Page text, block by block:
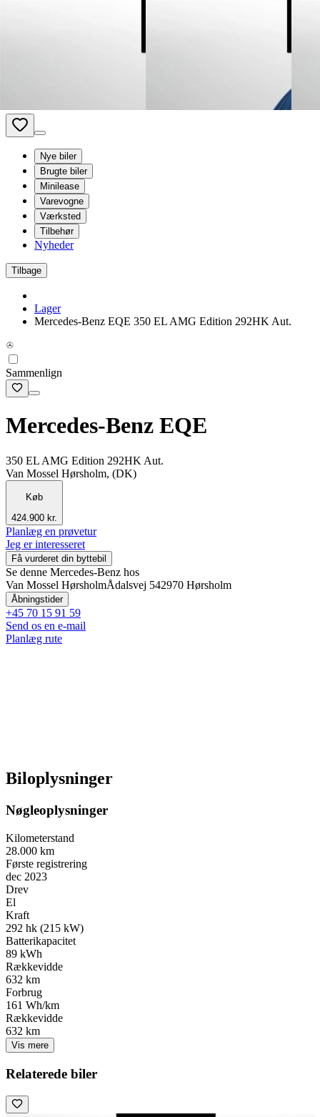
Nye biler
Brugte biler
Minilease
Varevogne
Værksted
Tilbehør
Nyheder
Tilbage
Lager
Mercedes-Benz EQE 350 EL AMG Edition 292HK Aut.
Sammenlign
Mercedes-Benz EQE
350 EL AMG Edition 292HK Aut.
Van Mossel Hørsholm, (DK)
Køb
424.900 kr.
Planlæg en prøvetur
Jeg er interesseret
Få vurderet din byttebil
Se denne Mercedes-Benz hos
Van Mossel HørsholmÅdalsvej 542970 Hørsholm
Åbningstider
+45 70 15 91 59
Send os en e-mail
Planlæg rute
Biloplysninger
Nøgleoplysninger
Kilometerstand
28.000 km
Første registrering
dec 2023
Drev
El
Kraft
292 hk (215 kW)
Batterikapacitet
89 kWh
Rækkevidde
632 km
Forbrug
161 Wh/km
Rækkevidde
632 km
Vis mere
Relaterede biler